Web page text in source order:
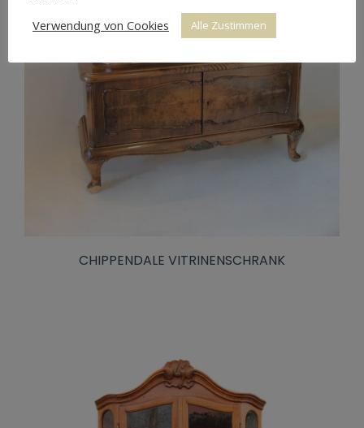
CHIPPENDALE VITRINENSCHRANK
Verwendung von Cookies
Alle Zustimmen